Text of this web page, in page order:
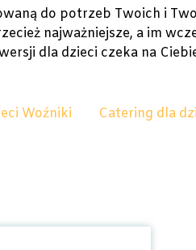
do potrzeb Twoich i
najważniejsze, a im
dla dzieci czeka na
Woźniki Catering dla